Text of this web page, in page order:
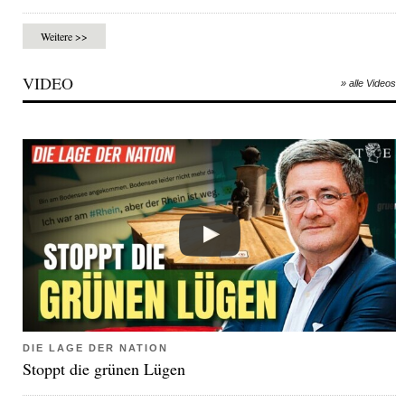
Weitere >>
VIDEO » alle Videos
DIE LAGE DER NATION
Stoppt die grünen Lügen